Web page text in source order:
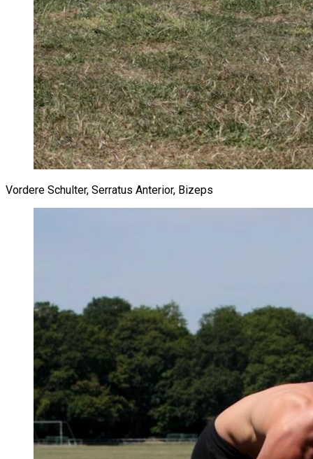
Vordere Schulter, Serratus Anterior, Bizeps